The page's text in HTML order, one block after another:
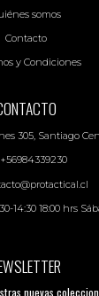
somos
Contacto
y Condiciones
305, Santiago
+56984339230
14:30 18:00 hrs
nuevas